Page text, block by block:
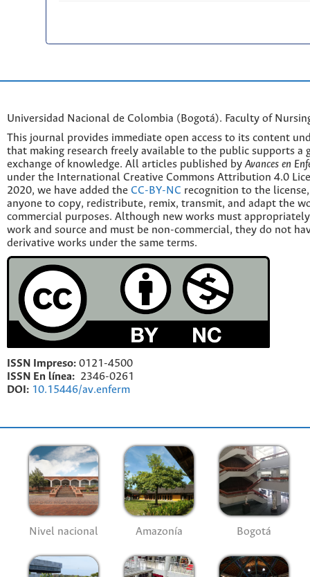
Universidad Nacional de Colombia (Bogotá). Faculty of
This journal provides immediate open access to its content
that making research freely available to the public supports a
exchange of knowledge. All articles published by Avances en
under the International Creative Commons Attribution 4.0
2020, we have added the CC-BY-NC recognition to the
anyone to copy, redistribute, remix, transmit, and adapt the
commercial purposes. Although new works must
work and source and must be non-commercial, they do not
derivative works under the same terms.
ISSN Impreso: 0121-4500
ISSN En línea: 2346-0261
DOI: 10.15446/av.enferm
Nivel nacional Amazonía Bogotá